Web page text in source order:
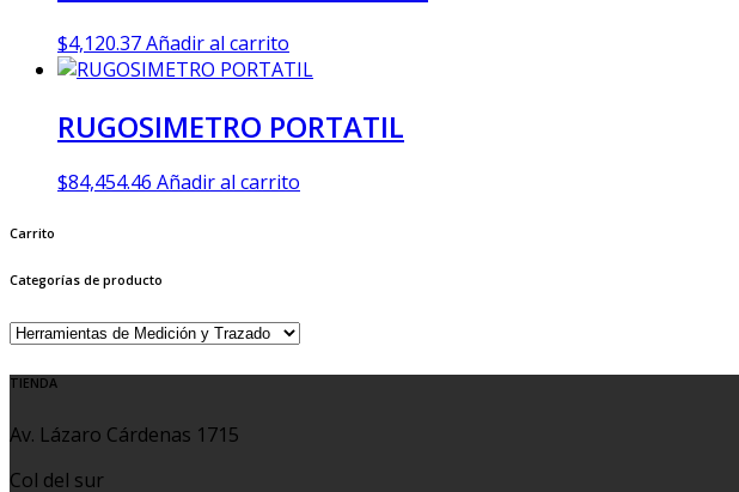
$4,120.37Añadir al carrito
RUGOSIMETRO PORTATIL
$84,454.46 Añadir al carrito
Carrito
Categorías de producto
TIENDA
Av. Lázaro Cárdenas 1715
Col del sur